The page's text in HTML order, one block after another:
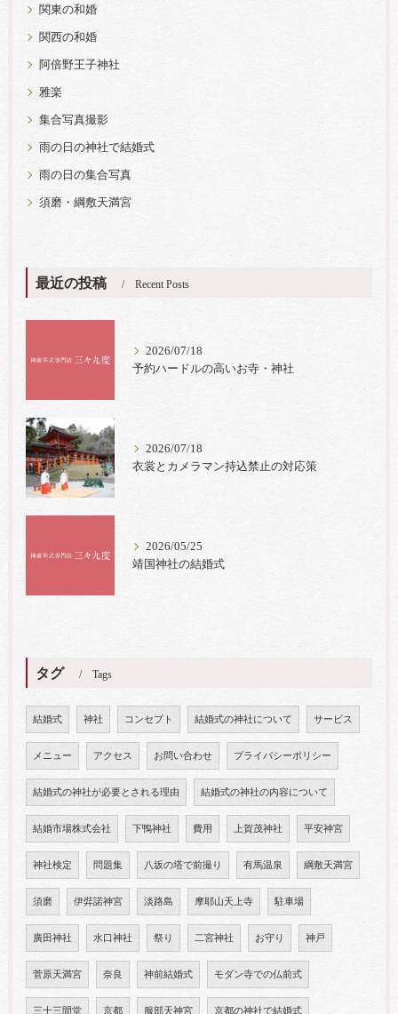
関東の和婚
関西の和婚
阿倍野王子神社
雅楽
集合写真撮影
雨の日の神社で結婚式
雨の日の集合写真
須磨・綱敷天満宮
最近の投稿 Recent Posts
2026/07/18
予約ハードルの高いお寺・神社
2026/07/18
衣裳とカメラマン持込禁止の対応策
2026/05/25
靖国神社の結婚式
タグ Tags
結婚式 神社 コンセプト 結婚式の神社について サービス
メニュー アクセス お問い合わせ プライバシーポリシー
結婚式の神社が必要とされる理由 結婚式の神社の内容について
結婚市場株式会社 下鴨神社 費用 上賀茂神社 平安神宮
神社検定 問題集 八坂の塔で前撮り 有馬温泉 綱敷天満宮
須磨 伊弉諾神宮 淡路島 摩耶山天上寺 駐車場
廣田神社 水口神社 祭り 二宮神社 お守り 神戸
菅原天満宮 奈良 神前結婚式 モダン寺での仏前式
三十三間堂 京都 服部天神宮 京都の神社で結婚式